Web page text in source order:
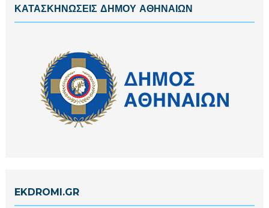
ΚΑΤΑΣΚΗΝΩΣΕΙΣ ΔΗΜΟΥ ΑΘΗΝΑΙΩΝ
EKDROMI.GR